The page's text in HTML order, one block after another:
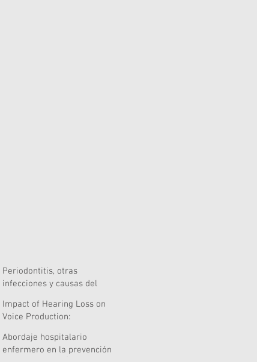
Periodontitis, otras
infecciones y causas del
Impact of Hearing Loss on
Voice Production:
Acoustic and Perceptual
Evidence
Abordaje hospitalario
enfermero en la prevención